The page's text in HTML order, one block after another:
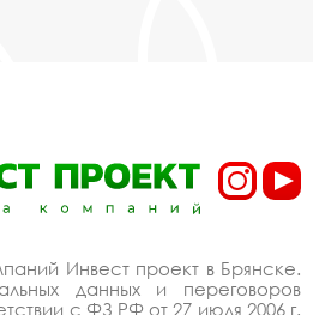
Инвест проект в Брянске.
данных и переговоров
с ФЗ РФ от 27 июля 2006 г.